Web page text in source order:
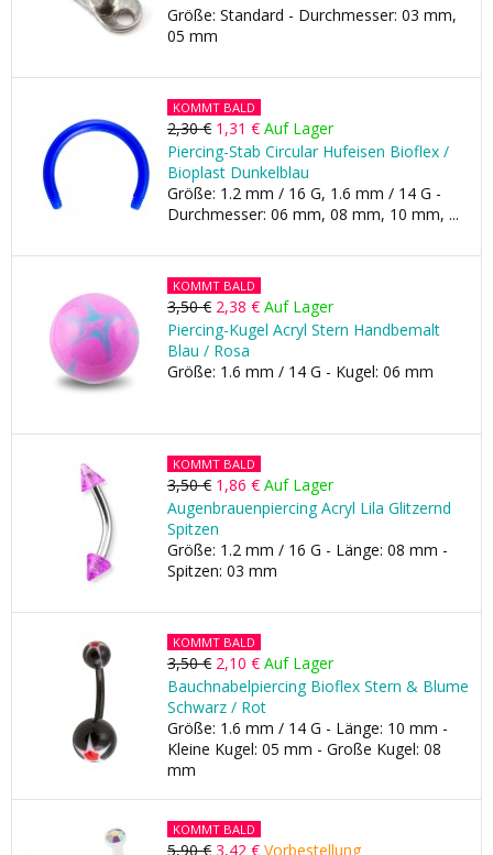
Größe: Standard - Durchmesser: 03 mm,
05 mm
KOMMT BALD
2,30 € 1,31 € Auf Lager
Piercing-Stab Circular Hufeisen Bioflex /
Bioplast Dunkelblau
Größe: 1.2 mm / 16 G, 1.6 mm / 14 G -
Durchmesser: 06 mm, 08 mm, 10 mm, ...
KOMMT BALD
3,50 € 2,38 € Auf Lager
Piercing-Kugel Acryl Stern Handbemalt
Blau / Rosa
Größe: 1.6 mm / 14 G - Kugel: 06 mm
KOMMT BALD
3,50 € 1,86 € Auf Lager
Augenbrauenpiercing Acryl Lila Glitzernd
Spitzen
Größe: 1.2 mm / 16 G - Länge: 08 mm -
Spitzen: 03 mm
KOMMT BALD
3,50 € 2,10 € Auf Lager
Bauchnabelpiercing Bioflex Stern & Blume
Schwarz / Rot
Größe: 1.6 mm / 14 G - Länge: 10 mm -
Kleine Kugel: 05 mm - Große Kugel: 08
mm
KOMMT BALD
5,90 € 3,42 € Vorbestellung